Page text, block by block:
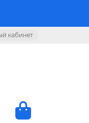
кабинет